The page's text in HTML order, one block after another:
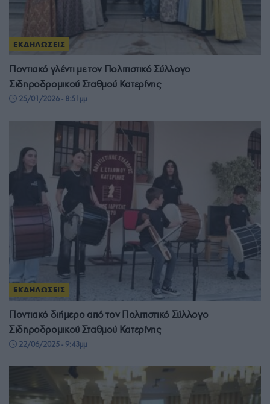
ΕΚΔΗΛΩΣΕΙΣ
Ποντιακό γλέντι με τον Πολιτιστικό Σύλλογο
Σιδηροδρομικού Σταθμού Κατερίνης
25/01/2026 - 8:51μμ
ΕΚΔΗΛΩΣΕΙΣ
Ποντιακό διήμερο από τον Πολιτιστικό Σύλλογο
Σιδηροδρομικού Σταθμού Κατερίνης
22/06/2025 - 9:43μμ